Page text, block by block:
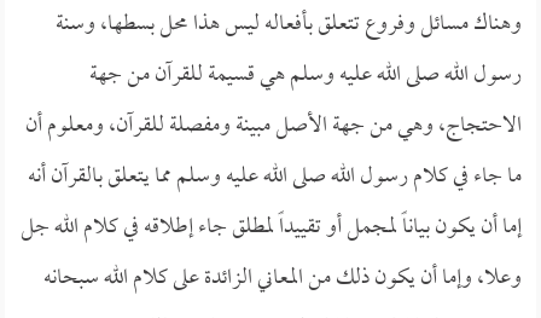
وهناك مسائل وفروع تتعلق بأفعاله ليس هذا محل بسطها، وسنة
رسول الله صلى الله عليه وسلم هي قسيمة للقرآن من جهة
الاحتجاج، وهي من جهة الأصل مبينة ومفصلة للقرآن، ومعلوم أن
ما جاء في كلام رسول الله صلى الله عليه وسلم مما يتعلق بالقرآن أنه
إما أن يكون بياناً لمجمل أو تقييداً لمطلق جاء إطلاقه في كلام الله جل
وعلا، وإما أن يكون ذلك من المعاني الزائدة على كلام الله سبحانه